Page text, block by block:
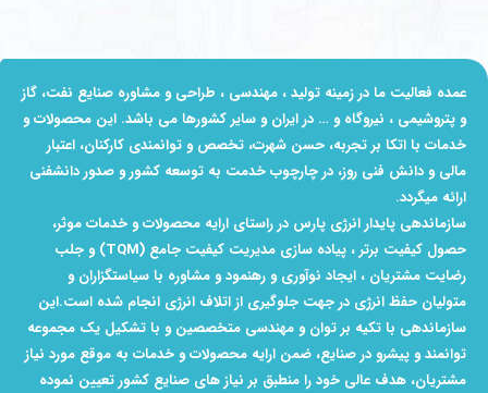
عمده فعالیت ما در زمینه‌ تولید ، مهندسی ، طراحی و مشاوره صنایع نفت، گاز
و پتروشیمی ، نیروگاه و … در ایران و سایر کشورها می باشد. این محصولات و
خدمات با اتکا بر تجربه، حسن شهرت، تخصص و توانمندی کارکنان، اعتبار
مالی و دانش فنی روز، در چارچوب خدمت به توسعه کشور و صدور دانشفنی
ارائه می‏گردد.
سازماندهی پایدار انرژی پارس در راستای ارایه محصولات و خدمات موثر،
حصول کیفیت برتر ، پیاده سازی مدیریت
کیفیت جامع (TQM) و جلب
رضایت مشتریان ، ایجاد نوآوری و رهنمود و مشاوره باسیاستگزاران و
متولیان حفظ انرژی در جهت جلوگیری از اتلاف انرژی انجام شده است.این
سازماندهی با تکیه بر توانو مهندسی متخصصین و با تشکیل یک مجموعه
توانمند و پیشرو در صنایع، ضمن ارایه محصولات و خدمات به موقع مورد نیاز
مشتریان، هدف عالی خود رامنطبق بر نیاز های صنایع کشور تعیین نموده